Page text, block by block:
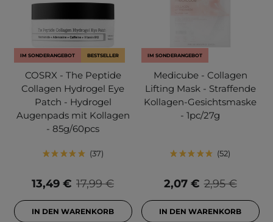
IM SONDERANGEBOT BESTSELLER
COSRX - The Peptide
Collagen Hydrogel Eye
Patch - Hydrogel
Augenpads mit Kollagen
- 85g/60pcs
37
17,99 €
13,49 €
IN DEN WARENKORB
IM SONDERANGEBOT
Medicube - Collagen
Lifting Mask - Straffende
Kollagen-Gesichtsmaske
- 1pc/27g
52
2,95 €
2,07 €
IN DEN WARENKORB